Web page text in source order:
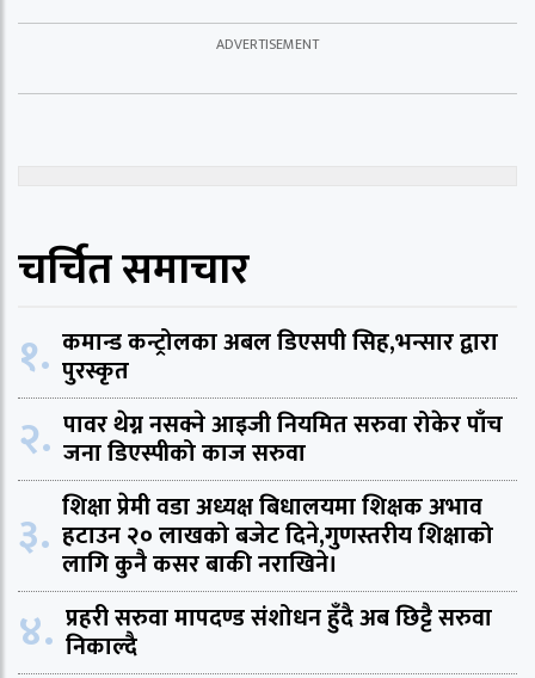
चर्चित समाचार
१. कमान्ड कन्ट्रोलका अबल डिएसपी सिह,भन्सार द्वारा
पुरस्कृत
२. पावर थेग्न नसक्ने आइजी नियमित सरुवा रोकेर पाँच
जना डिएस्पीको काज सरुवा
३. शिक्षा प्रेमी वडा अध्यक्ष बिधालयमा शिक्षक अभाव
हटाउन २० लाखको बजेट दिने,गुणस्तरीय शिक्षाको
लागि कुनै कसर बाकी नराखिने।
४. प्रहरी सरुवा मापदण्ड संशोधन हुँदै अब छिट्टै सरुवा
निकाल्दै